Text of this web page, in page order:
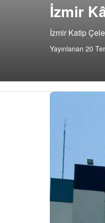
İzmir
İzmir Katip
Yayınlanan 20